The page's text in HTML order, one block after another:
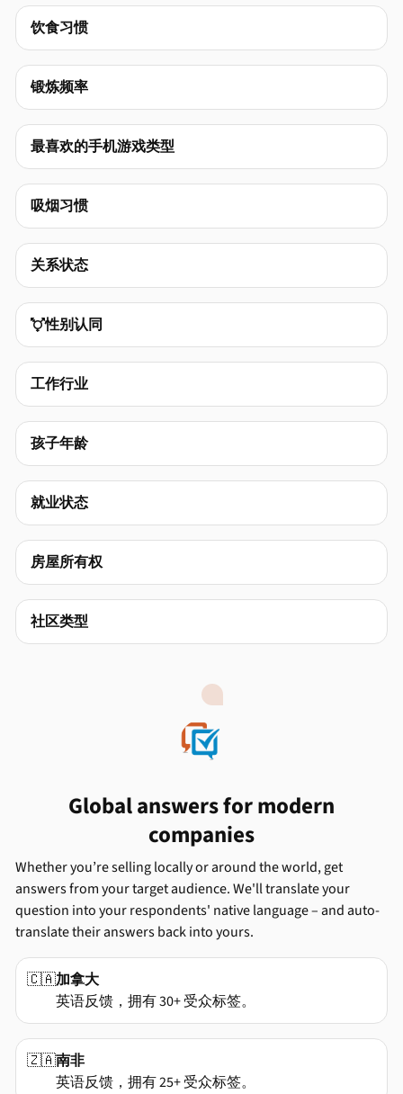
饮食习惯
锻炼频率
最喜欢的手机游戏类型
吸烟习惯
关系状态
性别认同
工作行业
孩子年龄
就业状态
房屋所有权
社区类型
Global answers for modern
companies
Whether you’re selling locally or around the world, get
answers from your target audience. We'll translate your
question into your respondents' native language – and auto-
translate their answers back into yours.
🇨🇦加拿大
英语反馈，拥有 30+ 受众标签。
🇿🇦南非
英语反馈，拥有 25+ 受众标签。